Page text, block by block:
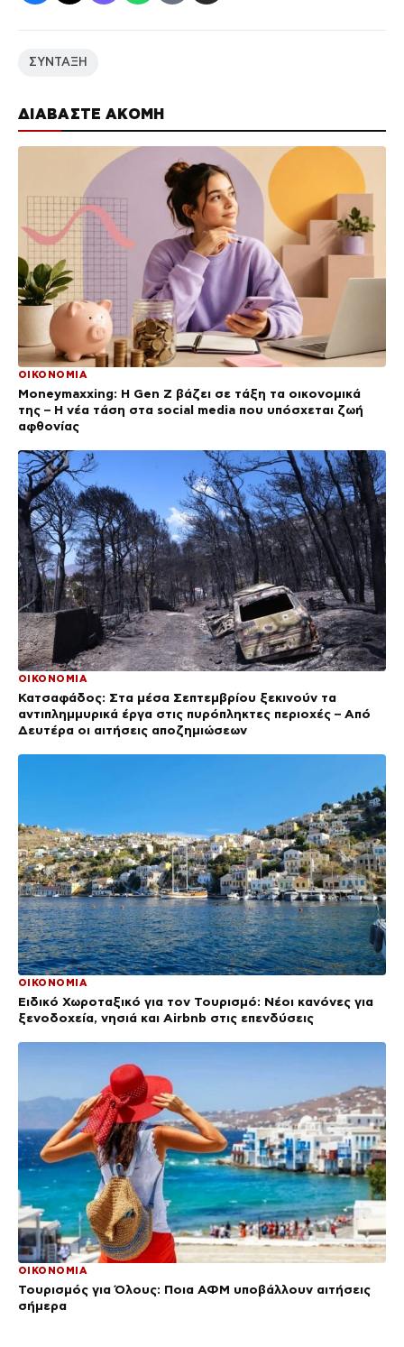
ΔΙΑΒΑΣΤΕ ΑΚΟΜΗ
ΟΙΚΟΝΟΜΙΑ
Moneymaxxing: Η Gen Z βάζει σε τάξη τα οικονομικά
της – Η νέα τάση στα social media που υπόσχεται ζωή
αφθονίας
ΟΙΚΟΝΟΜΙΑ
Κατσαφάδος: Στα μέσα Σεπτεμβρίου ξεκινούν τα
αντιπλημμυρικά έργα στις πυρόπληκτες περιοχές – Από
Δευτέρα οι αιτήσεις αποζημιώσεων
ΟΙΚΟΝΟΜΙΑ
Ειδικό Χωροταξικό για τον Τουρισμό: Νέοι κανόνες για
ξενοδοχεία, νησιά και Airbnb στις επενδύσεις
ΟΙΚΟΝΟΜΙΑ
Τουρισμός για Όλους: Ποια ΑΦΜ υποβάλλουν αιτήσεις
σήμερα
ΣΥΝΤΑΞΗ